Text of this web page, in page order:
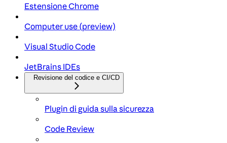
Estensione Chrome
Computer use (preview)
Visual Studio Code
JetBrains IDEs
Revisione del codice e CI/CD
Plugin di guida sulla sicurezza
Code Review